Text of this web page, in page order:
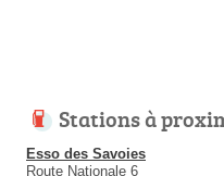
Stations à
Esso des Savoies
Route Nationale 6